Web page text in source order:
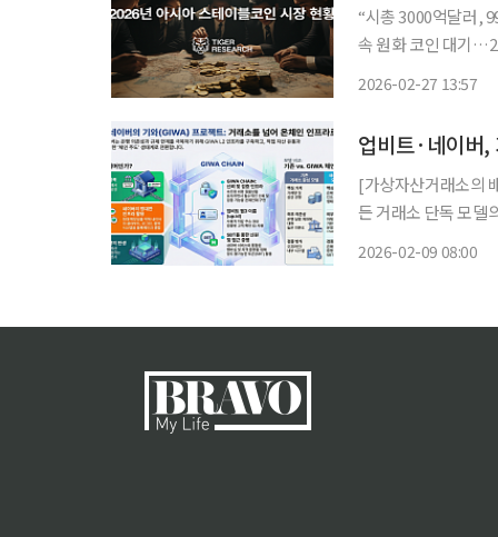
“시총 3000억달러,
속 원화 코인 대기
2026-02-27 13:57
업비트·네이버,
[가상자산거래소의 배후] 거래소 경쟁의 무게중심, ‘배후 진영’으로 이동
든 거래소 단독 모델
2026-02-09 08:00